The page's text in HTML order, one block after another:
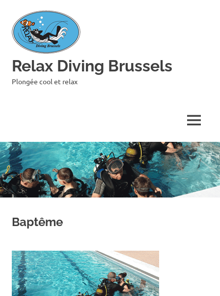
content
Relax Diving Brussels
Plongée cool et relax
MENU
Baptême